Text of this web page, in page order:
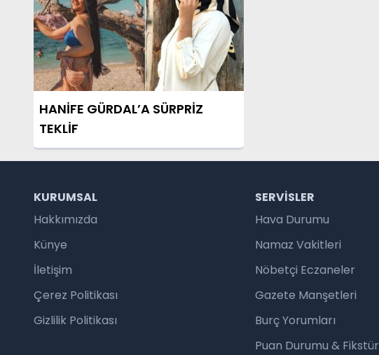
HANİFE GÜRDAL’A SÜRPRİZ
TEKLİF
KURUMSAL
Hakkımızda
Künye
İletişim
Çerez Politikası
Gizlilik Politikası
SERVISLER
Hava Durumu
Namaz Vakitleri
Nöbetçi Eczaneler
Gazete Manşetleri
Burç Yorumları
Puan Durumu & Fikstür